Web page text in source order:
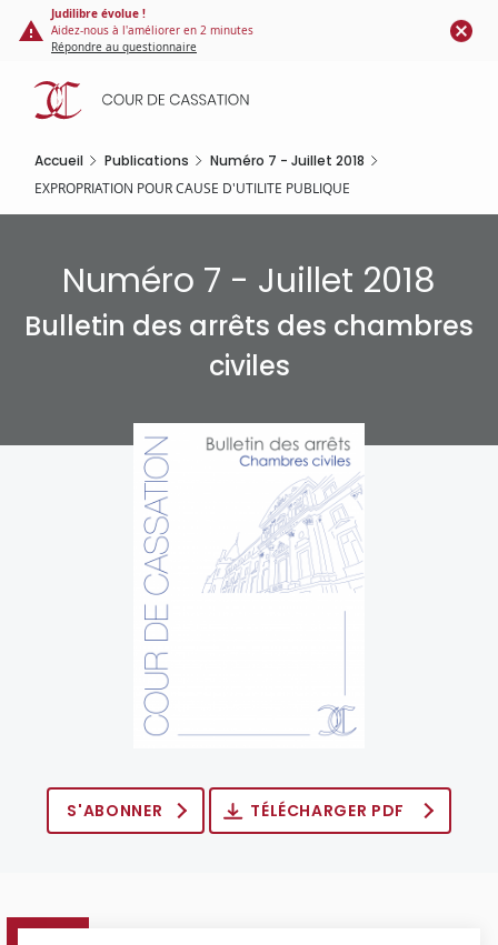
Panneau de gestion des cookies
contenu
principal
Judilibre évolue !
Aidez-nous à l'améliorer en 2 minutes
Répondre au questionnaire
Accueil Publications Numéro 7 - Juillet 2018
EXPROPRIATION POUR CAUSE D'UTILITE PUBLIQUE
Numéro 7 - Juillet 2018
Bulletin des arrêts des chambres
civiles
S'ABONNER TÉLÉCHARGER PDF